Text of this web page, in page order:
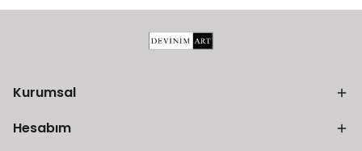
Kurumsal
Hesabım